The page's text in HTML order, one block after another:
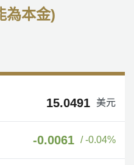
為本金)
15.0491 美元
-0.0061 / -0.04%